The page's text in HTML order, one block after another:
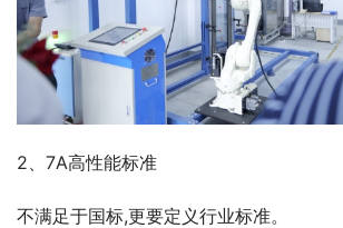
2、7A高性能标准
不满足于国标,更要定义行业标准。